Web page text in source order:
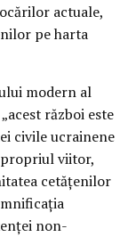
actuale,
pe harta
modern al
război este
civile ucrainene
viitor,
cetățenilor
non-